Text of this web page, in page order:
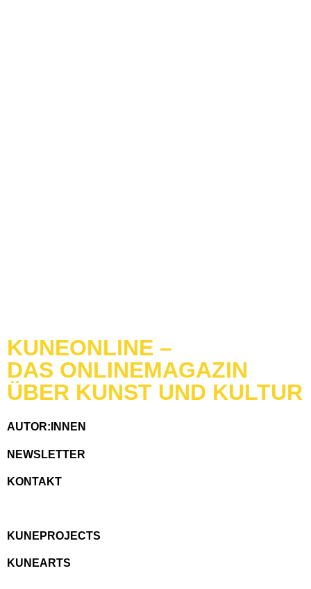
KUNEONLINE –
DAS ONLINEMAGAZIN
ÜBER KUNST UND KULTUR
AUTOR:INNEN
NEWSLETTER
KONTAKT
KUNEPROJECTS
KUNEARTS